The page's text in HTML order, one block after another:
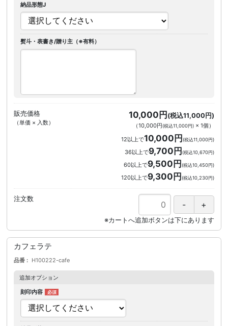
納品形態J
熨斗・表書き/贈り主（※有料）
販売価格
（単価 × 入数）
10,000円(税込11,000円)
（10,000円(税込11,000円)× 1個 ）
12以上で10,000円 (税込11,000円)
36以上で9,700円 (税込10,670円)
60以上で9,500円 (税込10,450円)
120以上で9,300円 (税込10,230円)
注文数
カフェラテ
品番 H100222-cafe
追加オプション
刻印内容